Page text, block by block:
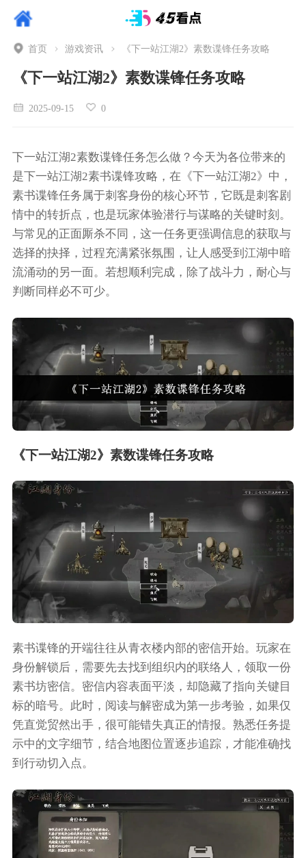
首页 游戏资讯 《下一站江湖2》素数谍锋任务攻略
《下一站江湖2》素数谍锋任务攻略
2025-09-15 0
下一站江湖2素数谍锋任务怎么做？今天为各位带来的
是下一站江湖2素书谍锋攻略，在《下一站江湖2》中，
素书谍锋任务属于刺客身份的核心环节，它既是刺客剧
情中的转折点，也是玩家体验潜行与谋略的关键时刻。
与常见的正面厮杀不同，这一任务更强调信息的获取与
选择的抉择，过程充满紧张氛围，让人感受到江湖中暗
流涌动的另一面。若想顺利完成，除了战斗力，耐心与
判断同样必不可少。
《下一站江湖2》素数谍锋任务攻略
素书谍锋的开端往往从青衣楼内部的密信开始。玩家在
身份解锁后，需要先去找到组织内的联络人，领取一份
素书坊密信。密信内容表面平淡，却隐藏了指向关键目
标的暗号。此时，阅读与解密成为第一步考验，如果仅
凭直觉贸然出手，很可能错失真正的情报。熟悉任务提
示中的文字细节，结合地图位置逐步追踪，才能准确找
到行动切入点。